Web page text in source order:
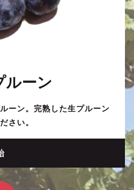
ルーン
ーン。完熟した生プルーン
さい。